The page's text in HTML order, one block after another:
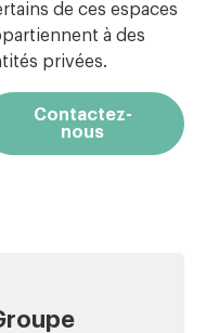
de ces espaces
à des
privées.
Contactez-
nous